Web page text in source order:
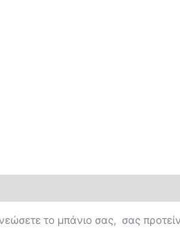
το μπάνιο σας, σας